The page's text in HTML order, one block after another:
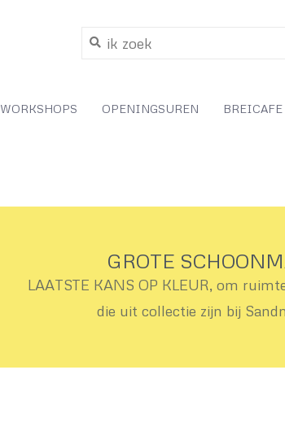
WORKSHOPS OPENINGSUREN BREICAFE
GROTE
LAATSTE KANS OP KLEUR, om
die uit collectie zijn bij